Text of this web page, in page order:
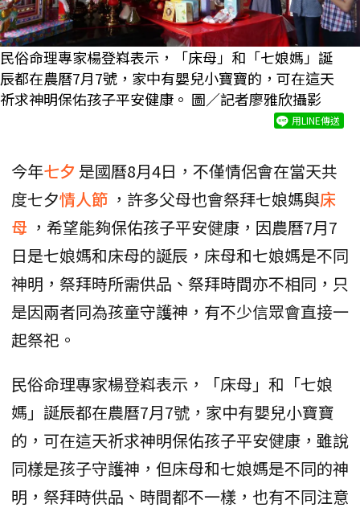
民俗命理專家楊登嵙表示，「床母」和「七娘媽」誕
辰都在農曆7月7號，家中有嬰兒小寶寶的，可在這天
祈求神明保佑孩子平安健康。 圖／記者廖雅欣攝影
用LINE傳送
今年七夕 是國曆8月4日，不僅情侶會在當天共
度七夕情人節 ，許多父母也會祭拜七娘媽與床
母 ，希望能夠保佑孩子平安健康，因農曆7月7
日是七娘媽和床母的誕辰，床母和七娘媽是不同
神明，祭拜時所需供品、祭拜時間亦不相同，只
是因兩者同為孩童守護神，有不少信眾會直接一
起祭祀。
民俗命理專家楊登嵙表示，「床母」和「七娘
媽」誕辰都在農曆7月7號，家中有嬰兒小寶寶
的，可在這天祈求神明保佑孩子平安健康，雖說
同樣是孩子守護神，但床母和七娘媽是不同的神
明，祭拜時供品、時間都不一樣，也有不同注意